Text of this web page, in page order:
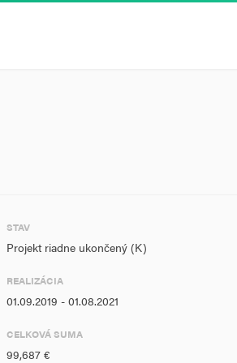
STAV
Projekt riadne ukončený (K)
REALIZÁCIA
01.09.2019 - 01.08.2021
CELKOVÁ SUMA
99,687 €